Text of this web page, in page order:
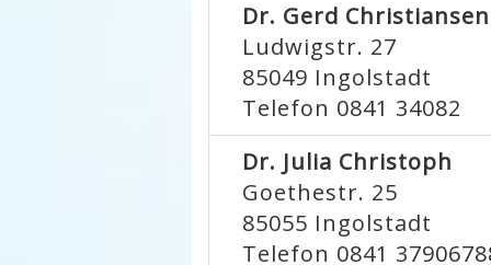
Dr. Gerd Christiansen
Ludwigstr. 27
85049 Ingolstadt
Telefon 0841 34082
Dr. Julia Christoph
Goethestr. 25
85055 Ingolstadt
Telefon 0841